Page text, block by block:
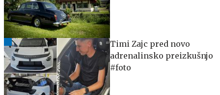
Timi Zajc pred novo
adrenalinsko preizkušnjo
#foto